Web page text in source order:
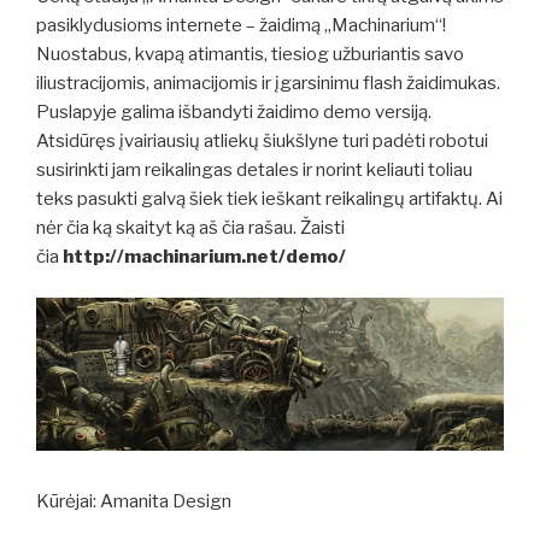
pasiklydusioms internete – žaidimą „Machinarium“!
Nuostabus, kvapą atimantis, tiesiog užburiantis savo
iliustracijomis, animacijomis ir įgarsinimu flash žaidimukas.
Puslapyje galima išbandyti žaidimo demo versiją.
Atsidūręs įvairiausių atliekų šiukšlyne turi padėti robotui
susirinkti jam reikalingas detales ir norint keliauti toliau
teks pasukti galvą šiek tiek ieškant reikalingų artifaktų. Ai
nėr čia ką skaityt ką aš čia rašau. Žaisti
čia http://machinarium.net/demo/
Kūrėjai: Amanita Design